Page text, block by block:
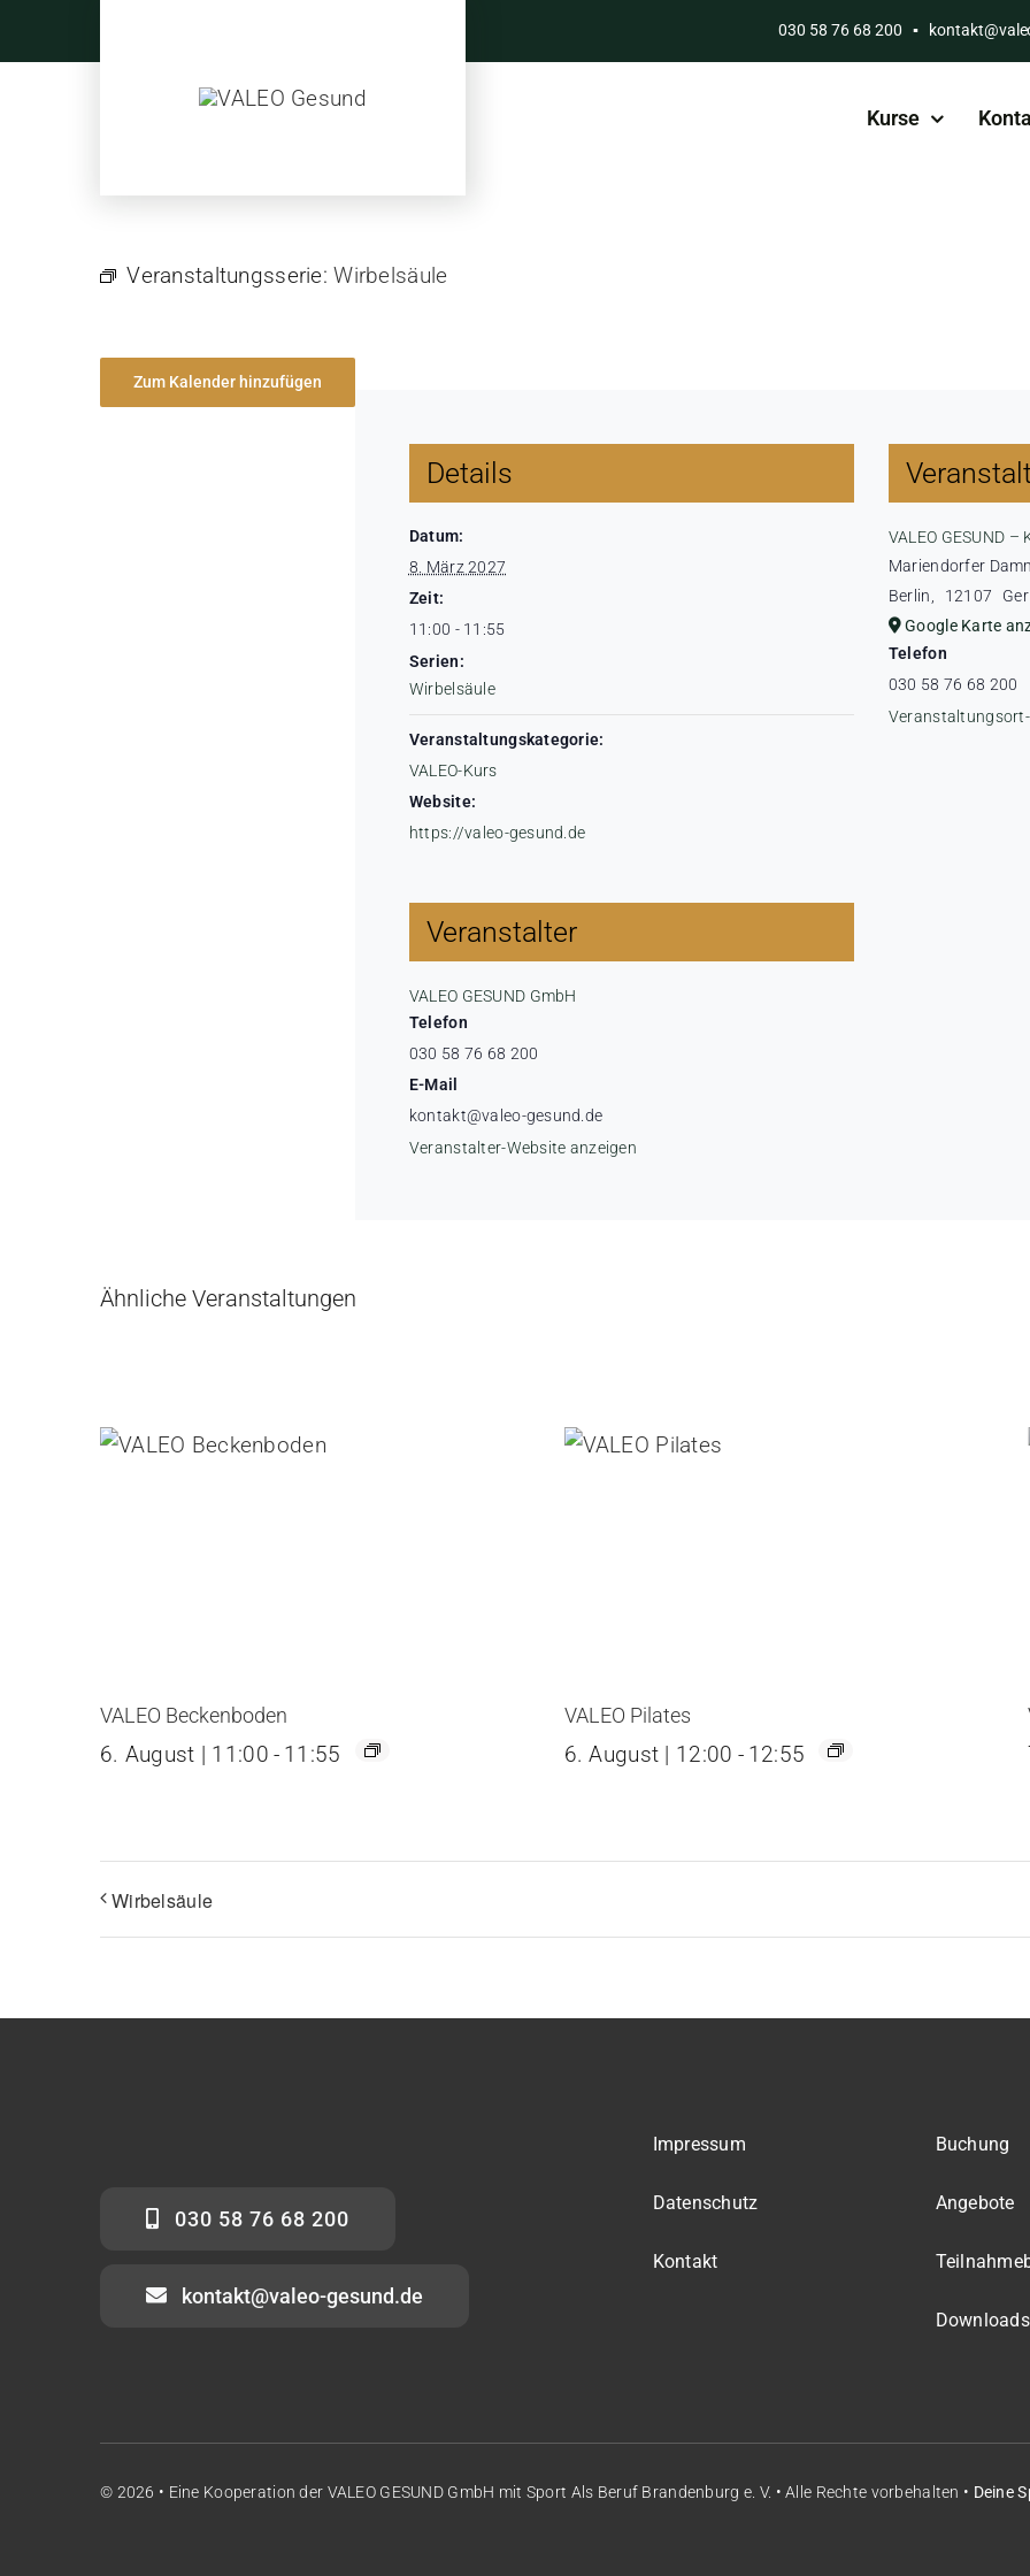
030 58 76 68 200 ▪
Kurse
Veranstaltungsserie:Wirbelsäule
Zum Kalender hinzufügen
Details
Datum:
8. März 2027
Zeit:
11:00 - 11:55
Serien:
Wirbelsäule
Veranstaltungskategorie:
VALEO-Kurs
Website:
https://valeo-gesund.de
Veranstalter
VALEO GESUND GmbH
Telefon
030 58 76 68 200
E-Mail
kontakt@valeo-gesund.de
Veranstalter-Website anzeigen
VALEO GESUND –
Mariendorfer
Berlin
12107
Google Karte
Telefon
030 58 76 68 200
Ähnliche Veranstaltungen
VALEO Beckenboden
6. August | 11:00 - 11:55
VALEO Pilates
6. August | 12:00 - 12:55
Wirbelsäule
030 58 76 68 200
kontakt@valeo-gesund.de
Impressum
Datenschutz
Kontakt
Buchung
Angebote
Downloads
© 2026 • Eine Kooperation der VALEO GESUND GmbH mit Sport Als Beruf Brandenburg e. V. • Alle Rechte vorbehalten • Deine